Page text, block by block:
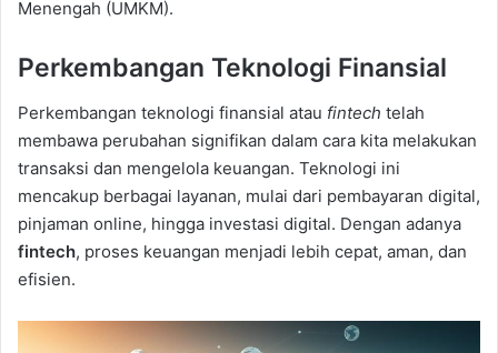
Menengah (UMKM).
Perkembangan Teknologi Finansial
Perkembangan teknologi finansial atau fintech telah
membawa perubahan signifikan dalam cara kita melakukan
transaksi dan mengelola keuangan. Teknologi ini
mencakup berbagai layanan, mulai dari pembayaran digital,
pinjaman online, hingga investasi digital. Dengan adanya
fintech, proses keuangan menjadi lebih cepat, aman, dan
efisien.